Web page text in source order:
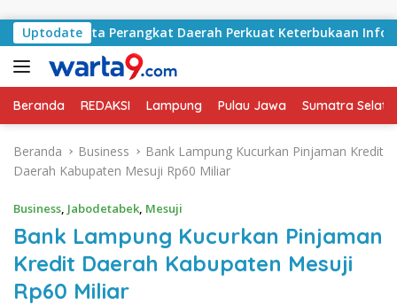
Uptodate
Minta Perangkat Daerah Perkuat Keterbukaan Informasi
Beranda REDAKSI Lampung Pulau Jawa Sumatra
Beranda Business
Bank Lampung Kucurkan Pinjaman Kredit
Daerah Kabupaten Mesuji Rp60 Miliar
Business, Jabodetabek, Mesuji
Bank Lampung Kucurkan Pinjaman
Kredit Daerah Kabupaten Mesuji
Rp60 Miliar